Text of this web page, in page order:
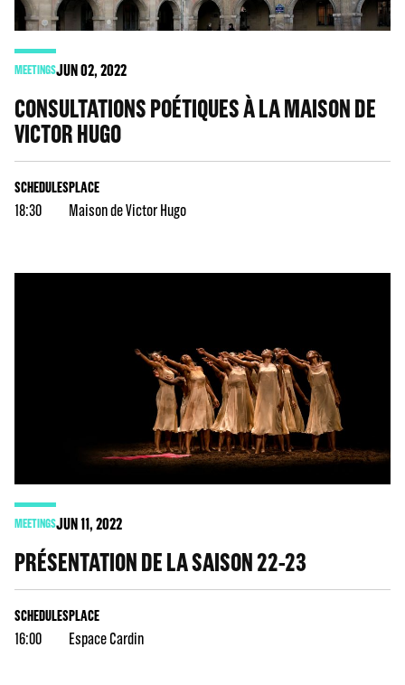
MEETINGSJUN02, 2022
CONSULTATIONS POÉTIQUES À LA MAISON DE
VICTOR HUGO
SCHEDULES
18:30
PLACE
Maison de Victor Hugo
MEETINGSJUN11, 2022
PRÉSENTATION DE LA SAISON 22-23
SCHEDULES
16:00
PLACE
Espace Cardin